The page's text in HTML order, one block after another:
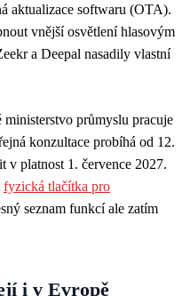
aktualizace softwaru (OTA).
vnější osvětlení hlasovým
a Deepal nasadily vlastní
průmyslu pracuje
konzultace probíhá od 12.
v platnost 1. července 2027.
fyzická tlačítka pro
seznam funkcí ale zatím
i v Evropě